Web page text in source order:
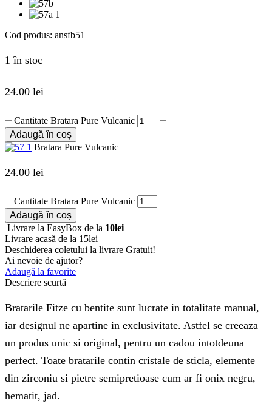
Cod produs: ansfb51
1 în stoc
24.00 lei
Cantitate Bratara Pure Vulcanic
Adaugă în coș
Bratara Pure Vulcanic
24.00 lei
Cantitate Bratara Pure Vulcanic
Adaugă în coș
Livrare la EasyBox de la 10lei
Livrare acasă de la 15lei
Deschiderea coletului la livrare Gratuit!
Ai nevoie de ajutor?
Adaugă la favorite
Descriere scurtă
Bratarile Fitze cu bentite sunt lucrate in totalitate manual,
iar designul ne apartine in exclusivitate. Astfel se creeaza
un produs unic si original, pentru un cadou intotdeuna
perfect. Toate bratarile contin cristale de sticla, elemente
din zirconiu si pietre semipretioase cum ar fi onix negru,
hematit, jad.